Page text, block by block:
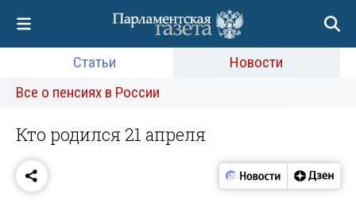
Статьи
Новости
Все о пенсиях в России
Кто родился 21 апреля